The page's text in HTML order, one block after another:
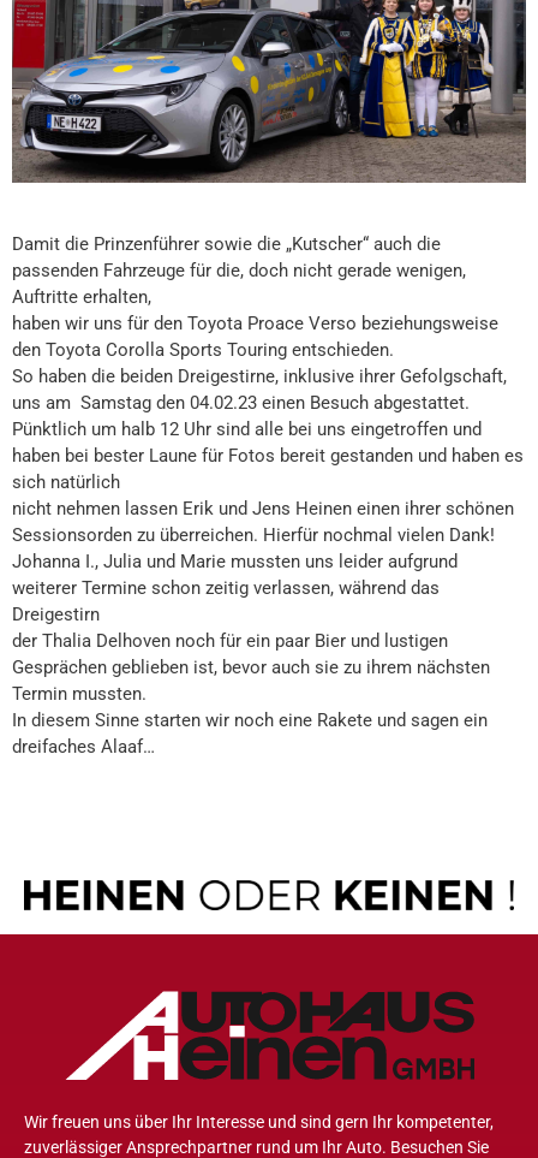
Damit die Prinzenführer sowie die „Kutscher“ auch die
passenden Fahrzeuge für die, doch nicht gerade wenigen,
Auftritte erhalten,
haben wir uns für den Toyota Proace Verso beziehungsweise
den Toyota Corolla Sports Touring entschieden.
So haben die beiden Dreigestirne, inklusive ihrer Gefolgschaft,
uns am Samstag den 04.02.23 einen Besuch abgestattet.
Pünktlich um halb 12 Uhr sind alle bei uns eingetroffen und
haben bei bester Laune für Fotos bereit gestanden und haben es
sich natürlich
nicht nehmen lassen Erik und Jens Heinen einen ihrer schönen
Sessionsorden zu überreichen. Hierfür nochmal vielen Dank!
Johanna I., Julia und Marie mussten uns leider aufgrund
weiterer Termine schon zeitig verlassen, während das
Dreigestirn
der Thalia Delhoven noch für ein paar Bier und lustigen
Gesprächen geblieben ist, bevor auch sie zu ihrem nächsten
Termin mussten.
In diesem Sinne starten wir noch eine Rakete und sagen ein
dreifaches Alaaf…
Wir freuen uns über Ihr Interesse und sind gern Ihr kompetenter,
zuverlässiger Ansprechpartner rund um Ihr Auto. Besuchen Sie